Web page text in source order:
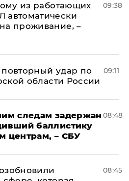
из работающих
автоматически
проживание, –
09:38
удар по
области России
09:11
следам задержан
баллистику
центрам, – СБУ
08:48
08:45